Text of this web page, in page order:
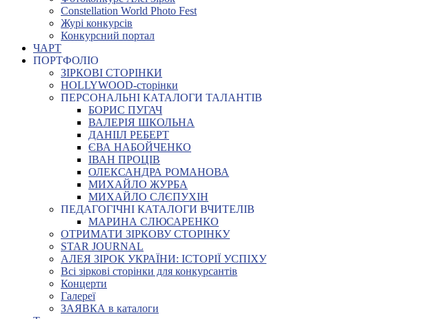
Constellation World Photo Fest
Журі конкурсів
Конкурсний портал
ЧАРТ
ПОРТФОЛІО
ЗІРКОВІ СТОРІНКИ
HOLLYWOOD-сторінки
ПЕРСОНАЛЬНІ КАТАЛОГИ ТАЛАНТІВ
БОРИС ПУГАЧ
ВАЛЕРІЯ ШКОЛЬНА
ДАНІІЛ РЕБЕРТ
ЄВА НАБОЙЧЕНКО
ІВАН ПРОЦІВ
ОЛЕКСАНДРА РОМАНОВА
МИХАЙЛО ЖУРБА
МИХАЙЛО СЛЄПУХІН
ПЕДАГОГІЧНІ КАТАЛОГИ ВЧИТЕЛІВ
МАРИНА СЛЮСАРЕНКО
ОТРИМАТИ ЗІРКОВУ СТОРІНКУ
STAR JOURNAL
АЛЕЯ ЗІРОК УКРАЇНИ: ІСТОРІЇ УСПІХУ
Всі зіркові сторінки для конкурсантів
Концерти
Галереї
ЗАЯВКА в каталоги